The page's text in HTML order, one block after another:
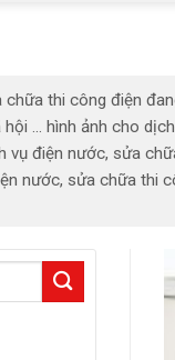
thi công điện
… hình ảnh cho
vụ điện nước, sửa
nước, sửa chữa thi